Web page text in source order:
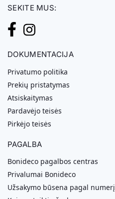
SEKITE MUS:
DOKUMENTACIJA
Privatumo politika
Prekių pristatymas
Atsiskaitymas
Pardavėjo teisės
Pirkėjo teisės
PAGALBA
Bonideco pagalbos centras
Privalumai Bonideco
Užsakymo būsena pagal numerį